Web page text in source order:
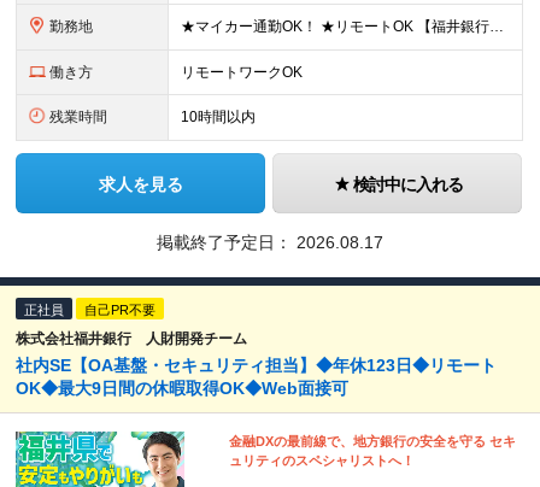
勤務地 ★マイカー通勤OK！ ★リモートOK 【福井銀行 本店ビル】 福井県福井市順化1-1-1 福井駅前通りの大名町交差点目の前に「人や時間を紡ぐ」事をコンセプトに新たに本店ビルを構えております。 ※
働き方 リモートワークOK
残業時間 10時間以内
求人を見る 検討中に入れる
掲載終了予定日： 2026.08.17
正社員 自己PR不要
株式会社福井銀行 人財開発チーム
社内SE【OA基盤・セキュリティ担当】◆年休123日◆リモート
OK◆最大9日間の休暇取得OK◆Web面接可
金融DXの最前線で、地方銀行の安全を守る セキ
ュリティのスペシャリストへ！